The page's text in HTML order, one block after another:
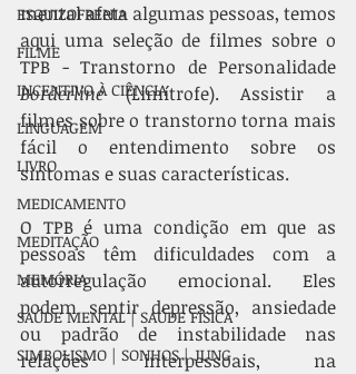
ESQUIZOFRENIA
FILME
INCENTIVO À CIÊNCIA
LINGUAGEM
LIVRO
MEDICAMENTO
MEDITAÇÃO
MEMÓRIA
SAÚDE MENTAL | SAÚDE FÍSICA
SIMBOLISMO | SONHOS | JUNG
mental afeta algumas pessoas, temos
aqui uma seleção de filmes sobre o
Borderline (Limítrofe). Assistir a
filmes sobre o transtorno torna mais
fácil o entendimento sobre os
sintomas e suas características.
O TPB é uma condição em que as
pessoas têm dificuldades com a
autorregulação emocional. Eles
podem sentir depressão, ansiedade
ou padrão de instabilidade nas
relações interpessoais, na